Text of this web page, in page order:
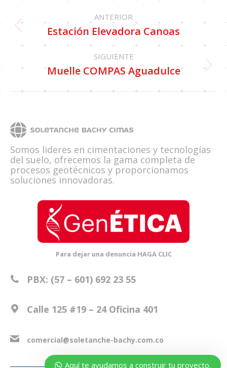
ANTERIOR
Estación Elevadora Canoas
SIGUIENTE
Muelle COMPAS Aguadulce
Somos lideres en cimentaciones y tecnologías
del suelo, ofrecemos la gama completa de
procesos geotécnicos y proporcionamos
soluciones innovadoras.
Para dejar una denuncia HAGA CLIC
PBX: (57 – 601) 692 23 55
Calle 125 #19 – 24 Oficina 401
comercial@soletanche-bachy.com.co
disponible para apoyarte.
En breve te respondemos...
Aquí te ayudamos a construir tu proyecto.